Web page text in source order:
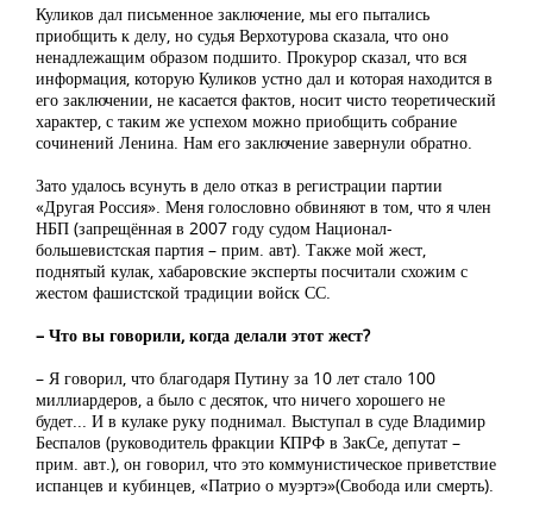
Куликов дал письменное заключение, мы его пытались
приобщить к делу, но судья Верхотурова сказала, что оно
ненадлежащим образом подшито. Прокурор сказал, что вся
информация, которую Куликов устно дал и которая находится в
его заключении, не касается фактов, носит чисто теоретический
характер, с таким же успехом можно приобщить собрание
сочинений Ленина. Нам его заключение завернули обратно.
Зато удалось всунуть в дело отказ в регистрации партии
«Другая Россия». Меня голословно обвиняют в том, что я член
НБП (запрещённая в 2007 году судом Национал-
большевистская партия – прим. авт). Также мой жест,
поднятый кулак, хабаровские эксперты посчитали схожим с
жестом фашистской традиции войск СС.
– Что вы говорили, когда делали этот жест?
– Я говорил, что благодаря Путину за 10 лет стало 100
миллиардеров, а было с десяток, что ничего хорошего не
будет... И в кулаке руку поднимал. Выступал в суде Владимир
Беспалов (руководитель фракции КПРФ в ЗакСе, депутат –
прим. авт.), он говорил, что это коммунистическое приветствие
испанцев и кубинцев, «Патрио о муэртэ»(Свобода или смерть).